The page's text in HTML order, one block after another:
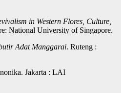
in Western Flores, Culture,
National University of Singapore.
Adat Manggarai. Ruteng :
Jakarta : LAI